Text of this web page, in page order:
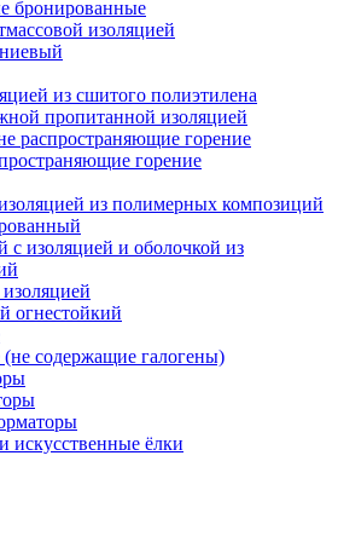
бронированные
изоляцией
из сшитого полиэтилена
пропитанной изоляцией
распространяющие горение
горение
из полимерных композиций
с изоляцией и оболочкой из
огнестойкий
содержащие галогены)
искусственные ёлки